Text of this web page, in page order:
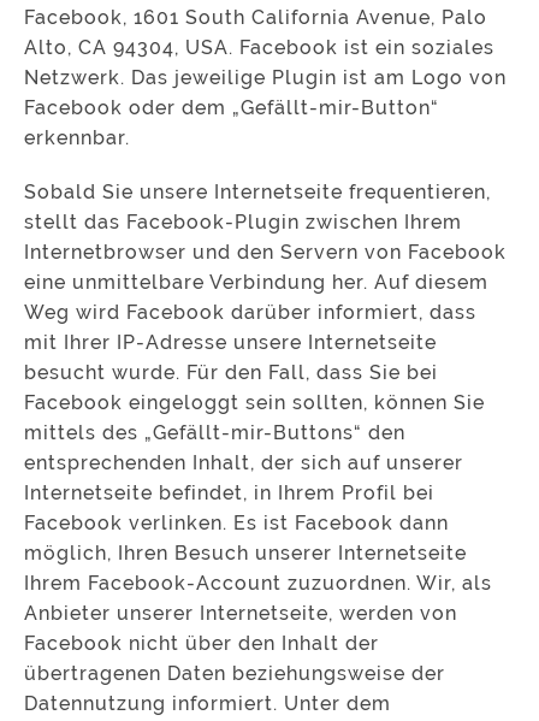
Facebook, 1601 South California Avenue, Palo
Alto, CA 94304, USA. Facebook ist ein soziales
Netzwerk. Das jeweilige Plugin ist am Logo von
Facebook oder dem „Gefällt-mir-Button“
erkennbar.
Sobald Sie unsere Internetseite frequentieren,
stellt das Facebook-Plugin zwischen Ihrem
Internetbrowser und den Servern von Facebook
eine unmittelbare Verbindung her. Auf diesem
Weg wird Facebook darüber informiert, dass
mit Ihrer IP-Adresse unsere Internetseite
besucht wurde. Für den Fall, dass Sie bei
Facebook eingeloggt sein sollten, können Sie
mittels des „Gefällt-mir-Buttons“ den
entsprechenden Inhalt, der sich auf unserer
Internetseite befindet, in Ihrem Profil bei
Facebook verlinken. Es ist Facebook dann
möglich, Ihren Besuch unserer Internetseite
Ihrem Facebook-Account zuzuordnen. Wir, als
Anbieter unserer Internetseite, werden von
Facebook nicht über den Inhalt der
übertragenen Daten beziehungsweise der
Datennutzung informiert. Unter dem